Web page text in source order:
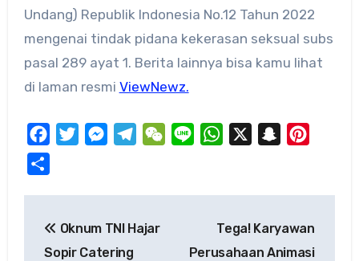
Undang) Republik Indonesia No.12 Tahun 2022
mengenai tindak pidana kekerasan seksual subs
pasal 289 ayat 1. Berita lainnya bisa kamu lihat
di laman resmi ViewNewz.
FacebookTwitterMessengerTelegramWeChat
Line WhatsApp Snapchat
navigation
Oknum TNI Hajar
Sopir Catering
Tega! Karyawan
Perusahaan Animasi